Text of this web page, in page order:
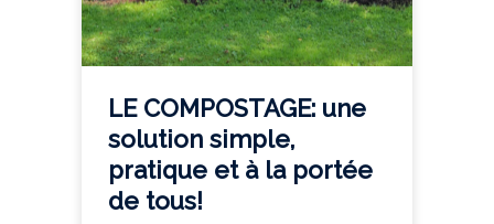
LE COMPOSTAGE: une
solution simple,
pratique et à la portée
de tous!